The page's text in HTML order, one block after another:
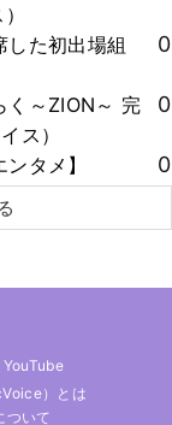
した初出場組
0
く～ZION～ 完
ス）
0
タメ】 0
YouTube
）とは
ついて